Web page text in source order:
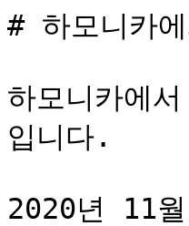
# 하모니카
하모니카에
입니다.
2020년 11